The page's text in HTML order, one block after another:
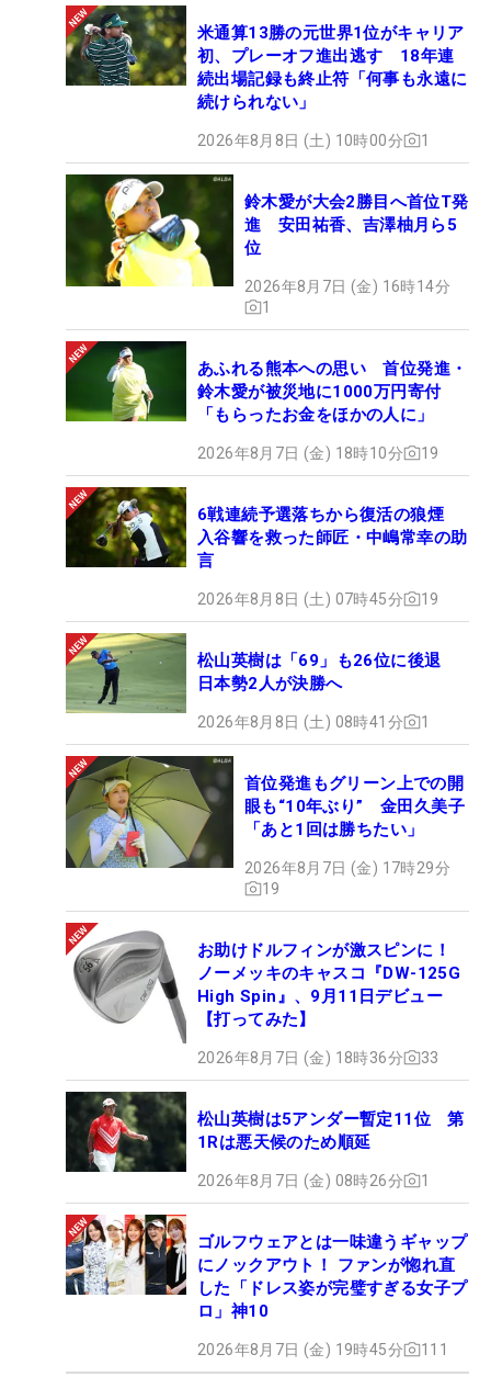
米通算13勝の元世界1位がキャリア
初、プレーオフ進出逃す 18年連
続出場記録も終止符「何事も永遠に
続けられない」
2026年8月8日 (土) 10時00分 1
鈴木愛が大会2勝目へ首位T発
進 安田祐香、吉澤柚月ら5
位
2026年8月7日 (金) 16時14分
1
あふれる熊本への思い 首位発進・
鈴木愛が被災地に1000万円寄付
「もらったお金をほかの人に」
2026年8月7日 (金) 18時10分 19
6戦連続予選落ちから復活の狼煙
入谷響を救った師匠・中嶋常幸の助
言
2026年8月8日 (土) 07時45分 19
松山英樹は「69」も26位に後退
日本勢2人が決勝へ
2026年8月8日 (土) 08時41分 1
首位発進もグリーン上での開
眼も“10年ぶり” 金田久美子
「あと1回は勝ちたい」
2026年8月7日 (金) 17時29分
19
お助けドルフィンが激スピンに！
ノーメッキのキャスコ『DW-125G
High Spin』、9月11日デビュー
【打ってみた】
2026年8月7日 (金) 18時36分 33
松山英樹は5アンダー暫定11位 第
1Rは悪天候のため順延
2026年8月7日 (金) 08時26分 1
ゴルフウェアとは一味違うギャップ
にノックアウト！ ファンが惚れ直
した「ドレス姿が完璧すぎる女子プ
ロ」神10
2026年8月7日 (金) 19時45分 111